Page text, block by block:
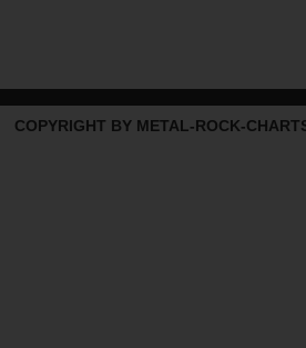
COPYRIGHT BY METAL-ROCK-